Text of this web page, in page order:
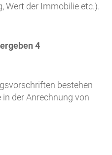
Wert der Immobilie etc.).
4
bestehen
der Anrechnung von